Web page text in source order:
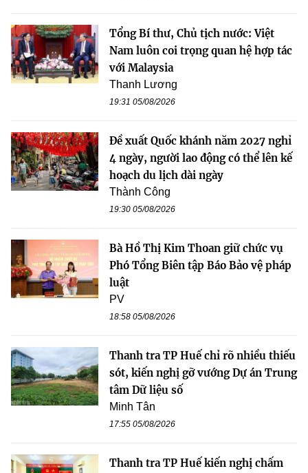
Tổng Bí thư, Chủ tịch nước: Việt
Nam luôn coi trọng quan hệ hợp tác
với Malaysia
Thanh Lương
19:31 05/08/2026
Đề xuất Quốc khánh năm 2027 nghỉ
4 ngày, người lao động có thể lên kế
hoạch du lịch dài ngày
Thành Công
19:30 05/08/2026
Bà Hồ Thị Kim Thoan giữ chức vụ
Phó Tổng Biên tập Báo Bảo vệ pháp
luật
PV
18:58 05/08/2026
Thanh tra TP Huế chỉ rõ nhiều thiếu
sót, kiến nghị gỡ vướng Dự án Trung
tâm Dữ liệu số
Minh Tân
17:55 05/08/2026
Thanh tra TP Huế kiến nghị chấm